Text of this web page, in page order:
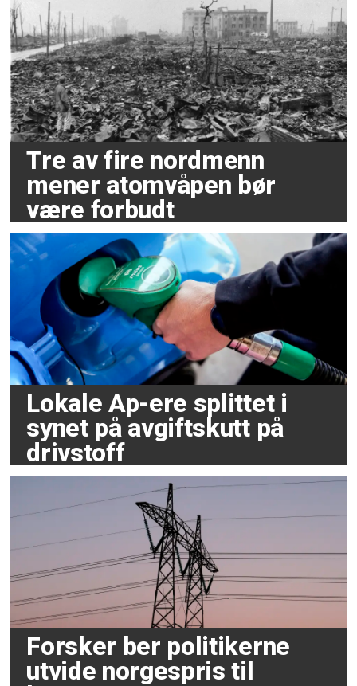
Tre av fire nordmenn
mener atomvåpen bør
være forbudt
Lokale Ap-ere splittet i
synet på avgiftskutt på
drivstoff
Forsker ber politikerne
utvide norgespris til